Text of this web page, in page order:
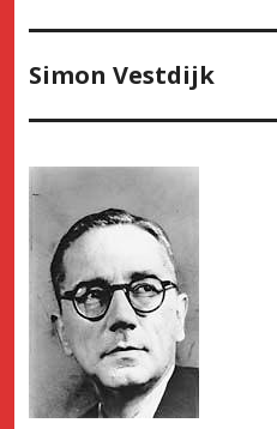
Simon Vestdijk